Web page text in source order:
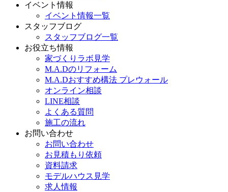
イベント情報
イベント情報一覧
スタッフブログ
スタッフブログ一覧
お役立ち情報
家づくりラボ見学
M.A.Dのリフォーム
M.A.Dおすすめ構法 プレウォール
オンライン相談
LINE相談
よくある質問
施工の流れ
お問い合わせ
お問い合わせ
お見積もり依頼
資料請求
モデルハウス見学
求人情報